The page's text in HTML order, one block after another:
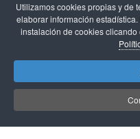
Utilizamos cookies propias y de
elaborar información
instalación de cookies clicando
Estoy de acuerdo con
Suscribirse